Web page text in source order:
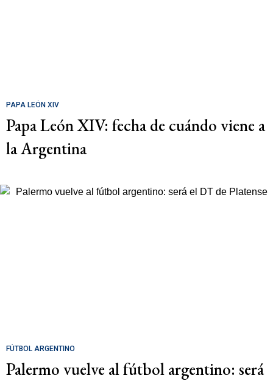
PAPA LEÓN XIV
Papa León XIV: fecha de cuándo viene a
la Argentina
FÚTBOL ARGENTINO
Palermo vuelve al fútbol argentino: será